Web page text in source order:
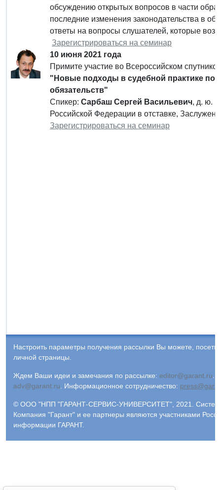
обсуждению открытых вопросов в части
последние изменения законодательства в
ответы на вопросы слушателей, которые
Зарегистрироваться на семинар
10 июня 2021 года
Примите участие во Всероссийском
"Новые подходы в судебной практике по
обязательств"
Спикер: Сарбаш Сергей Васильевич, д. ю.
Российской Федерации в отставке,
Зарегистрироваться на семинар
Настроить параметры получения рассылки Вы можете,
личной страницы.
Ждем Ваши идеи и замечания по рассылке: editor@garant.ru
adv@garant.ru
Информационное сотрудничество:
© ООО "НПП "ГАРАНТ-СЕРВИС-УНИВЕРСИТЕТ", 2021. Система
Компания "Гарант" и ее партнеры являются участниками
информации ГАРАНТ.